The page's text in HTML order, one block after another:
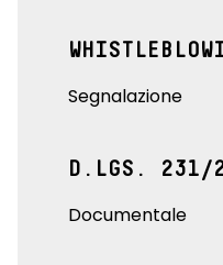
Segnalazione
D.LGS. 231/
Documentale